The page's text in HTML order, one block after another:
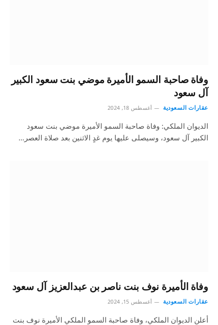
وفاة صاحبة السمو الأميرة موضي بنت سعود الكبير
آل سعود
عقارات السعودية أغسطس 18, 2024
الديوان الملكي: وفاة صاحبة السمو الأميرة موضي بنت سعود
الكبير آل سعود، وسيصلى عليها يوم غدٍ الاثنين بعد صلاة العصر…
وفاة الأميرة نوف بنت ناصر بن عبدالعزيز آل سعود
عقارات السعودية أغسطس 15, 2024
أعلن الديوان الملكي، وفاة صاحبة السمو الملكي الأميرة نوف بنت